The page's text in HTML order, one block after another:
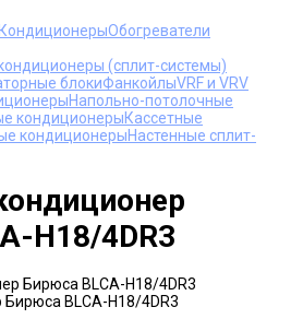
КондиционерыОбогреватели
(сплит-системы)
блокиФанкойлыVRF и VRV
Напольно-потолочные
кондиционерыКассетные
кондиционерыНастенные сплит-
H18/4DR3
BLCA-H18/4DR3